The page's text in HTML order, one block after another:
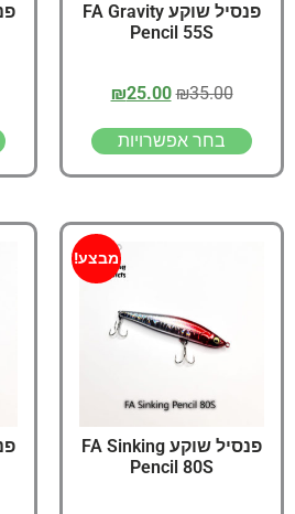
פנסיל שוקע FA Gravity
Pencil 55S
₪35.00
₪25.00
בחר אפשרויות
מבצע!
פנסיל שוקע FA Sinking
Pencil 80S